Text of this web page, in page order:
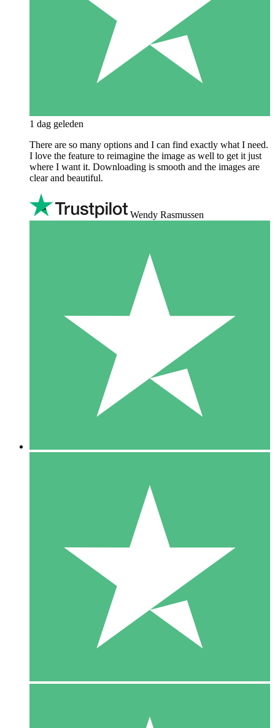
1 dag geleden
There are so many options and I can find exactly what I need.
I love the feature to reimagine the image as well to get it just
where I want it. Downloading is smooth and the images are
clear and beautiful.
Wendy Rasmussen